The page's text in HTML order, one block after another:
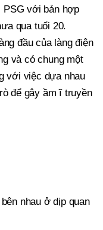
PSG với bản hợp
qua tuổi 20.
đầu của làng điện
và có chung một
với việc dựa nhau
để gây ầm ĩ truyền
nhau ở dịp quan